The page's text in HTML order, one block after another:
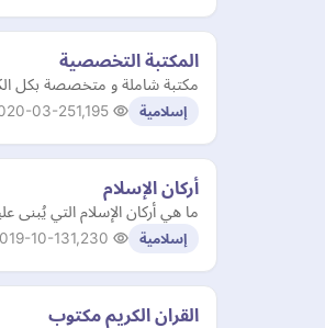
المكتبة التخصصية
مكتبة شاملة و متخصصة بكل
إسلامية 03-25
أركان الإسلام
ما هي أركان الإسلام التي يُبنى
إسلامية 10-13
القران الكريم مكتوب